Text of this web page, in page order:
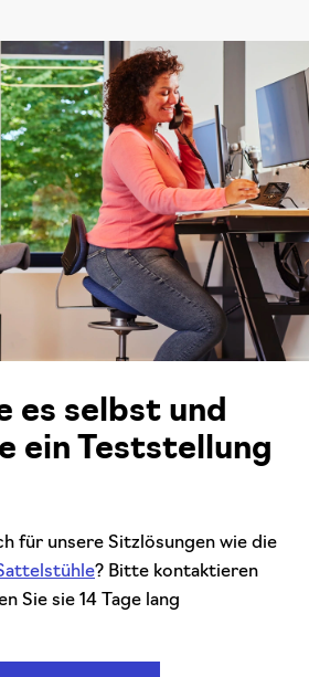
es selbst und
ein Teststellung
für unsere Sitzlösungen wie die
? Bitte kontaktieren
Sie sie 14 Tage lang